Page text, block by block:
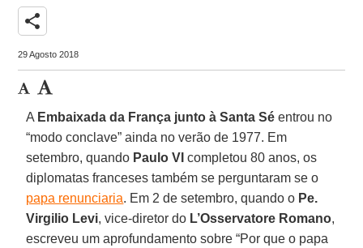
share
29 Agosto 2018
A Embaixada da França junto à Santa Sé entrou no
“modo conclave” ainda no verão de 1977. Em
setembro, quando Paulo VI completou 80 anos, os
diplomatas franceses também se perguntaram se o
papa renunciaria. Em 2 de setembro, quando o Pe.
Virgilio Levi, vice-diretor do L’Osservatore Romano,
escreveu um aprofundamento sobre “Por que o papa